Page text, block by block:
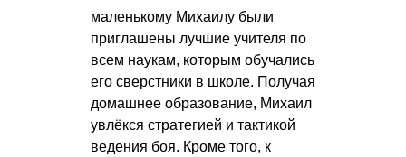
маленькому Михаилу были
приглашены лучшие учителя по
всем наукам, которым обучались
его сверстники в школе. Получая
домашнее образование, Михаил
увлёкся стратегией и тактикой
ведения боя. Кроме того, к